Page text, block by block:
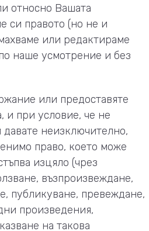
относно Вашата
си правото (но не и
или редактираме
наше усмотрение и без
или предоставяте
и при условие, че не
неизключително,
право, което може
изцяло (чрез
възпроизвеждане,
публикуване, превеждане,
произведения,
на такова